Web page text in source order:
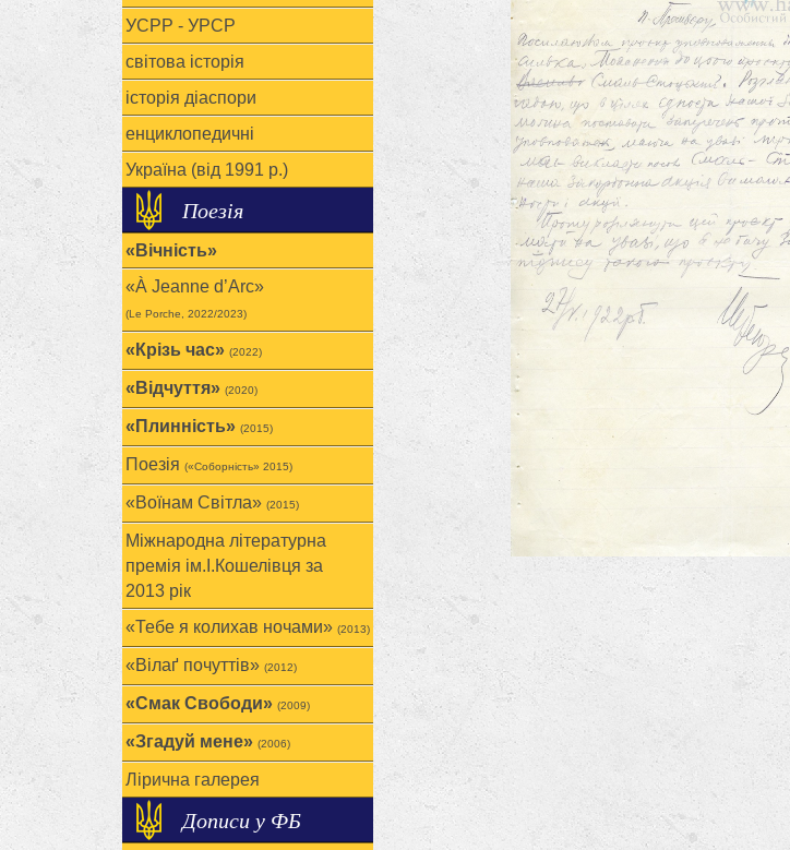
УСРР - УРСР
світова історія
історія діаспори
енциклопедичні
Україна (від 1991 р.)
Поезія
«Вічність»
«À Jeanne d’Arc»
(Le Porche, 2022/2023)
«Крізь час» (2022)
«Відчуття» (2020)
«Плинність» (2015)
Поезія («Соборність» 2015)
«Воїнам Cвітла» (2015)
Міжнародна літературна
премія ім.І.Кошелівця за
2013 рік
«Тебе я колихав ночами» (2013)
«Вілаґ почуттів» (2012)
«Смак Свободи» (2009)
«Згадуй мене» (2006)
Лірична галерея
Дописи у ФБ